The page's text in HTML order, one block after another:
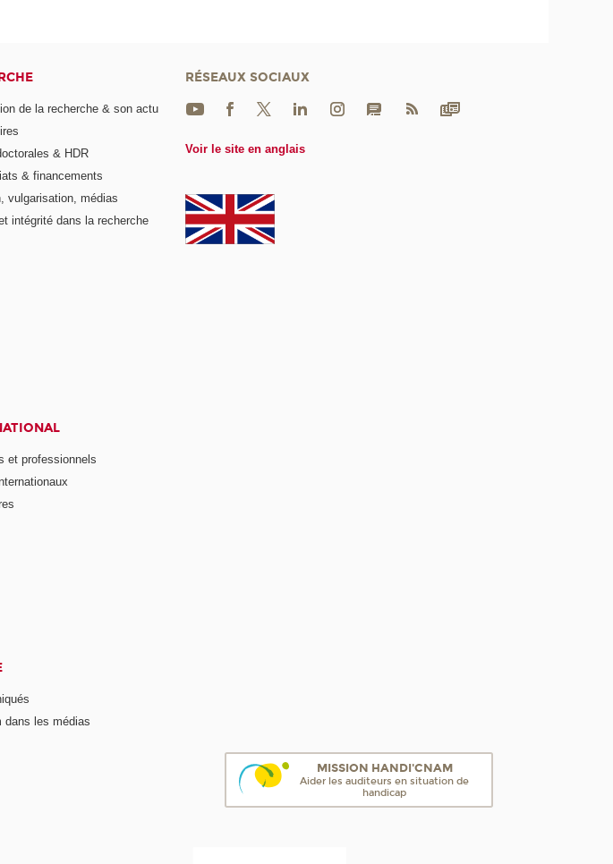
de la recherche & son actu
& HDR
& financements
vulgarisation, médias
intégrité dans la recherche
et professionnels
dans les médias
RÉSEAUX SOCIAUX
Voir le site en anglais
MISSION HANDI'CNAM
Aider les auditeurs en situation de
handicap